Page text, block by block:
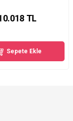
TL
Sepete Ekle